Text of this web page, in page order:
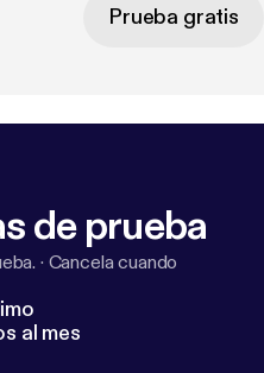
Prueba gratis
de prueba
· Cancela cuando
al mes